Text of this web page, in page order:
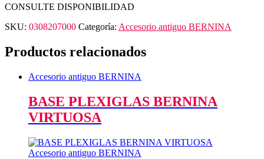
CONSULTE DISPONIBILIDAD
SKU: 0308207000 Categoría: Accesorio antiguo BERNINA
Productos relacionados
Accesorio antiguo BERNINA
BASE PLEXIGLAS BERNINA
VIRTUOSA
Accesorio antiguo BERNINA